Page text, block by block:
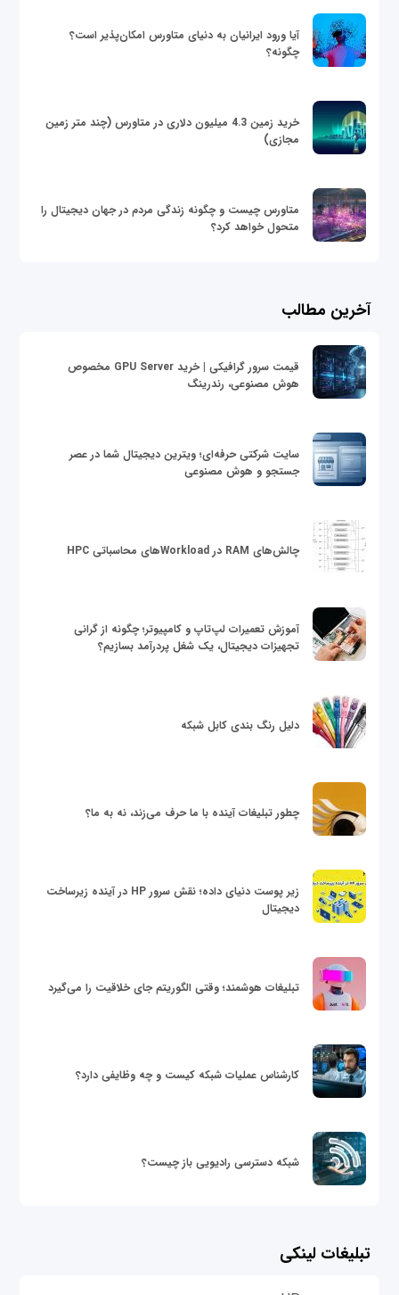
آیا ورود ایرانیان به دنیای متاورس امکان‌پذیر است؟
چگونه؟
خرید زمین 4.3 میلیون دلاری در متاورس (چند متر زمین
مجازی)
متاورس چیست و چگونه زندگی مردم در جهان دیجیتال را
متحول خواهد کرد؟
آخرین مطالب
قیمت سرور گرافیکی | خرید GPU Server مخصوص
هوش مصنوعی، رندرینگ
سایت شرکتی حرفه‌ای؛ ویترین دیجیتال شما در عصر
جستجو و هوش مصنوعی
چالش‌های RAM در Workloadهای محاسباتی HPC
آموزش تعمیرات لپ‌تاپ و کامپیوتر؛ چگونه از گرانی
تجهیزات دیجیتال، یک شغل پردرآمد بسازیم؟
دلیل رنگ بندی کابل شبکه
چطور تبلیغات آینده با ما حرف می‌زند، نه به ما؟
زیر پوست دنیای داده؛ نقش سرور HP در آینده زیرساخت
دیجیتال
تبلیغات هوشمند؛ وقتی الگوریتم جای خلاقیت را می‌گیرد
کارشناس عملیات شبکه کیست و چه وظایفی دارد؟
شبکه دسترسی رادیویی باز چیست؟
تبلیغات لینکی